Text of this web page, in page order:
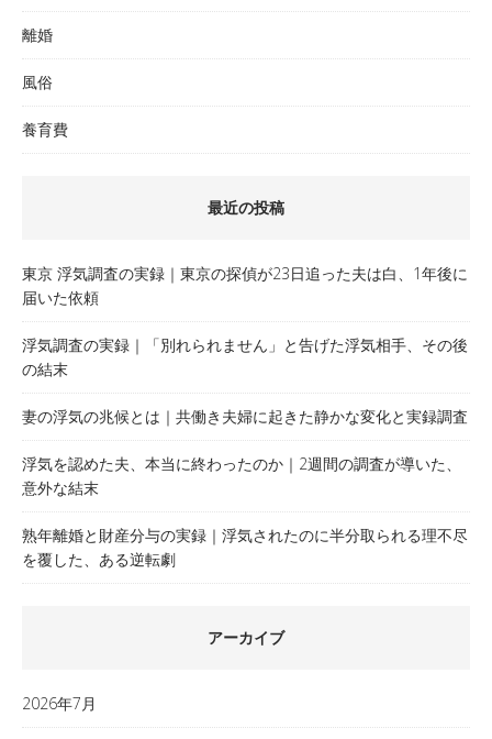
離婚
風俗
養育費
最近の投稿
東京 浮気調査の実録｜東京の探偵が23日追った夫は白、1年後に
届いた依頼
浮気調査の実録｜「別れられません」と告げた浮気相手、その後
の結末
妻の浮気の兆候とは｜共働き夫婦に起きた静かな変化と実録調査
浮気を認めた夫、本当に終わったのか｜2週間の調査が導いた、
意外な結末
熟年離婚と財産分与の実録｜浮気されたのに半分取られる理不尽
を覆した、ある逆転劇
アーカイブ
2026年7月